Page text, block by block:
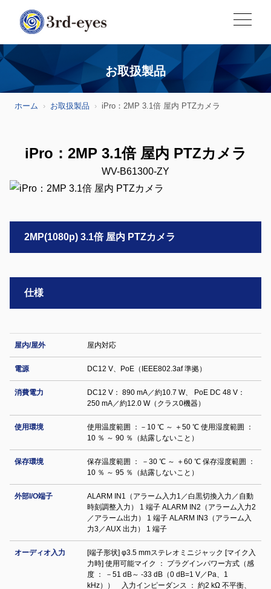
お取扱製品
ホーム お取扱製品 iPro：2MP 3.1倍 屋内 PTZカメラ
iPro：2MP 3.1倍 屋内 PTZカメラ
WV-B61300-ZY
2MP(1080p) 3.1倍 屋内 PTZカメラ
仕様
屋内/屋外 屋内対応
電源 DC12 V、PoE（IEEE802.3af 準拠）
消費電力
DC12 V： 890 mA／約10.7 W、 PoE DC 48 V：
250 mA／約12.0 W（クラス0機器）
使用環境
使用温度範囲 ：－10 ℃ ～ ＋50 ℃ 使用湿度範囲 ：
10 ％ ～ 90 ％（結露しないこと）
保存環境
保存温度範囲 ： －30 ℃ ～ ＋60 ℃ 保存湿度範囲 ：
10 ％ ～ 95 ％（結露しないこと）
外部I/O端子
ALARM IN1（アラーム入力1／白黒切換入力／自動
時刻調整入力） 1 端子 ALARM IN2（アラーム入力2
／アラーム出力） 1 端子 ALARM IN3（アラーム入
力3／AUX 出力） 1 端子
オーディオ入力
[端子形状] φ3.5 mmステレオミニジャック [マイク入
力時] 使用可能マイク ： プラグインパワー方式（感
度 ： －51 dB～ -33 dB（0 dB=1 V／Pa、1
kHz）） 入力インピーダンス ： 約2 kΩ 不平衡、